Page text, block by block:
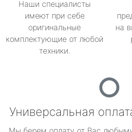
Наши специалисты
имеют при себе
оригинальные
комплектующие от любой
техники.
на
Универсальная